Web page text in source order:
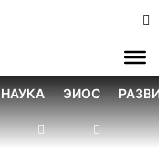
НАУКА ЭИОС